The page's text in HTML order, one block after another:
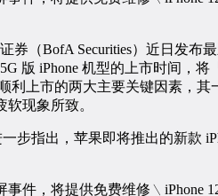
券（BofA Securities）近日发布
版 iPhone 机型的上市时间，
利上市的两大主要关键因素，
现象所致。
一步指出，苹果即将推出的新款